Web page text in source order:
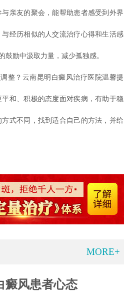
亲友的聚会，能帮助患者感受到外界
经历相似的人交流治疗心得和生活感
励中汲取力量，减少孤独感。
？云南昆明白癜风治疗医院温馨提
和、积极的态度面对疾病，有助于稳
式不同，找到适合自己的方法，并给
MORE+
癜风患者心态